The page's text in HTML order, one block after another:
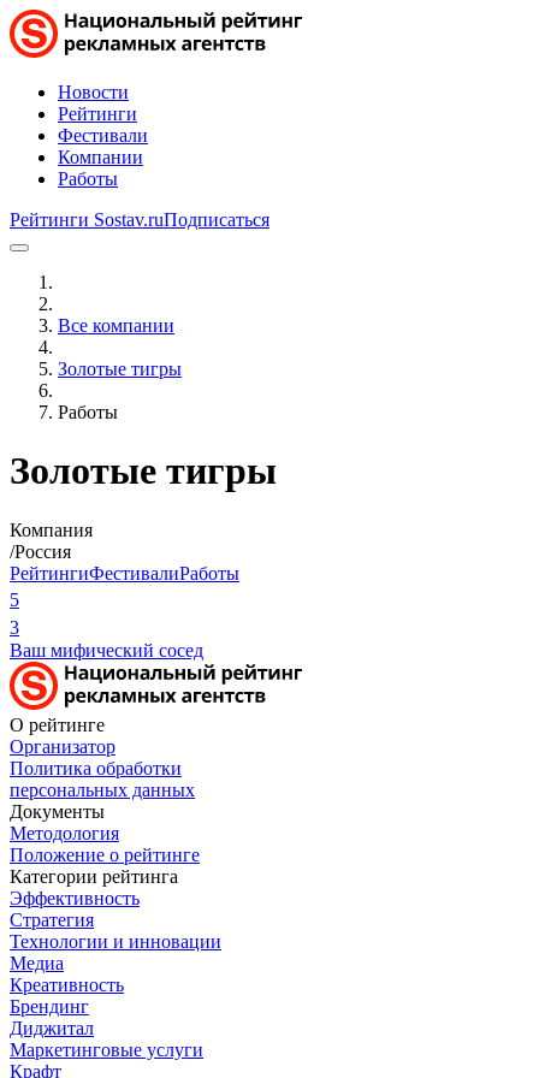
Новости
Рейтинги
Фестивали
Компании
Работы
Рейтинги Sostav.ruПодписаться
Все компании
Золотые тигры
Работы
Золотые тигры
Компания
/Россия
РейтингиФестивалиРаботы
5
3
Ваш мифический сосед
О рейтинге
Организатор
Политика обработки
персональных данных
Документы
Методология
Положение о рейтинге
Категории рейтинга
Эффективность
Стратегия
Технологии и инновации
Медиа
Креативность
Брендинг
Диджитал
Маркетинговые услуги
Крафт